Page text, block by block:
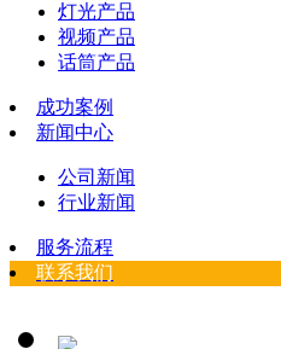
灯光产品
视频产品
话筒产品
成功案例
新闻中心
公司新闻
行业新闻
服务流程
联系我们